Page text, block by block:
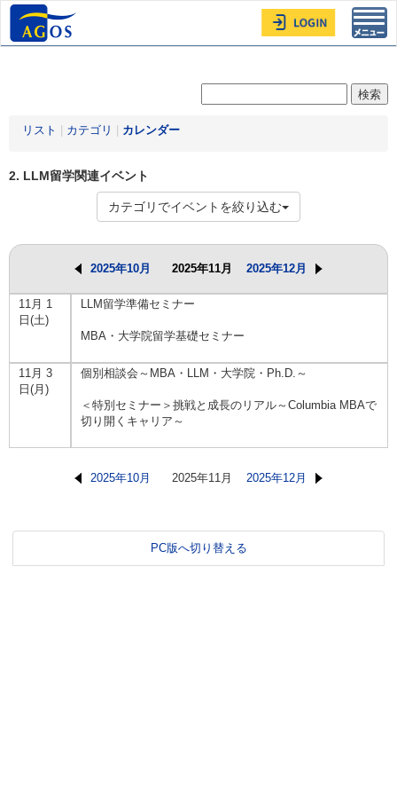
リスト カテゴリ カレンダー
2. LLM留学関連イベント
カテゴリでイベントを絞り込む
2025年10月 2025年11月 2025年12月
11月 1
日(土)
LLM留学準備セミナー
MBA・大学院留学基礎セミナー
11月 3
日(月)
個別相談会～MBA・LLM・大学院・Ph.D.～
＜特別セミナー＞挑戦と成長のリアル～Columbia MBAで
切り開くキャリア～
2025年10月 2025年11月 2025年12月
PC版へ切り替える